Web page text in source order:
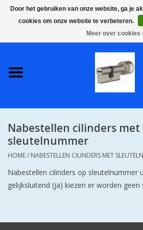
S2 COMPLETE VEILIGE
SKG**
S2 CILINDER SLOTEN IN
IEDERE GEWENSTE MAAT MET
GEWONE GENUMMERDE
Nabestellen cilinders met
sleutelnummer
HOME/ NABESTELLEN CILINDERS MET
Nabestellen cilinders op sleutelnummer
gelijksluitend (ja) kiezen er worden geen
Door het gebruiken van onze website, ga je
cookies om onze website te verbeteren.
Meer over cookies